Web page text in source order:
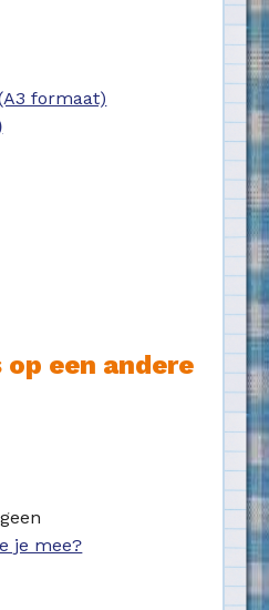
formaat)
een andere
je mee?